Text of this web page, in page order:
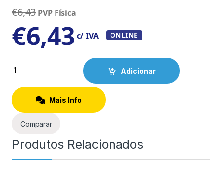
€6,43 PVP Física
€6,43 c/ IVA ONLINE
Quantity
Adicionar
Mais Info
Comparar
Produtos Relacionados